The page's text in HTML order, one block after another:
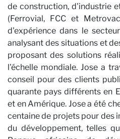
de construction, d'industrie
(Ferrovial, FCC et
d'expérience dans le
analysant des situations et
proposant des solutions
l'échelle mondiale. Jose a
conseil pour des clients
quarante pays différents en
et en Amérique. Jose a été
centaine de projets pour des
du développement, telles